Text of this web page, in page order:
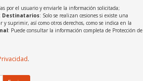
por el usuario y enviarle la información solicitada;
Destinatarios: Solo se realizan cesiones si existe una
y suprimir, así como otros derechos, como se indica en la
: Puede consultar la información completa de Protección de
.